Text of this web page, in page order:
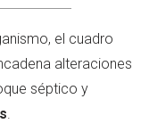
el cuadro
alteraciones
séptico y
.